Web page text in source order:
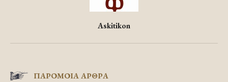
Askitikon
ΠΑΡΟΜΟΙΑ ΑΡΘΡΑ